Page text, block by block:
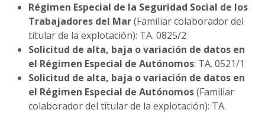
Régimen Especial de la Seguridad Social de los
Trabajadores del Mar(Familiar colaborador del
titular de la explotación): TA. 0825/2
Solicitud de alta, baja o variación de datos en
el Régimen Especial de Autónomos: TA. 0521/1
Solicitud de alta, baja o variación de datos en
el Régimen Especial de Autónomos(Familiar
colaborador del titular de la explotación): TA.